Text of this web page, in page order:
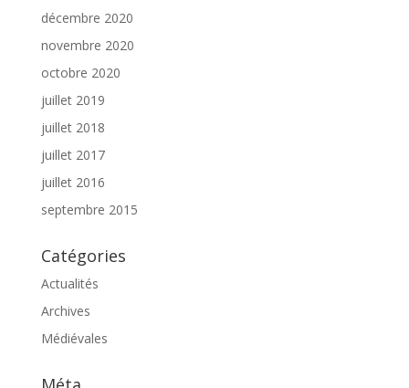
décembre 2020
novembre 2020
octobre 2020
juillet 2019
juillet 2018
juillet 2017
juillet 2016
septembre 2015
Catégories
Actualités
Archives
Médiévales